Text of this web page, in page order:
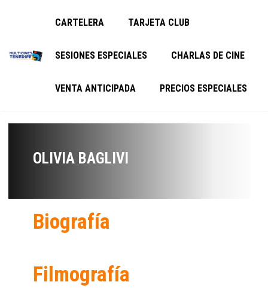
CARTELERA TARJETA CLUB
SESIONES ESPECIALES CHARLAS DE CINE
VENTA ANTICIPADA PRECIOS ESPECIALES
OLIVIA BAGLIVI
Biografía
Filmografía